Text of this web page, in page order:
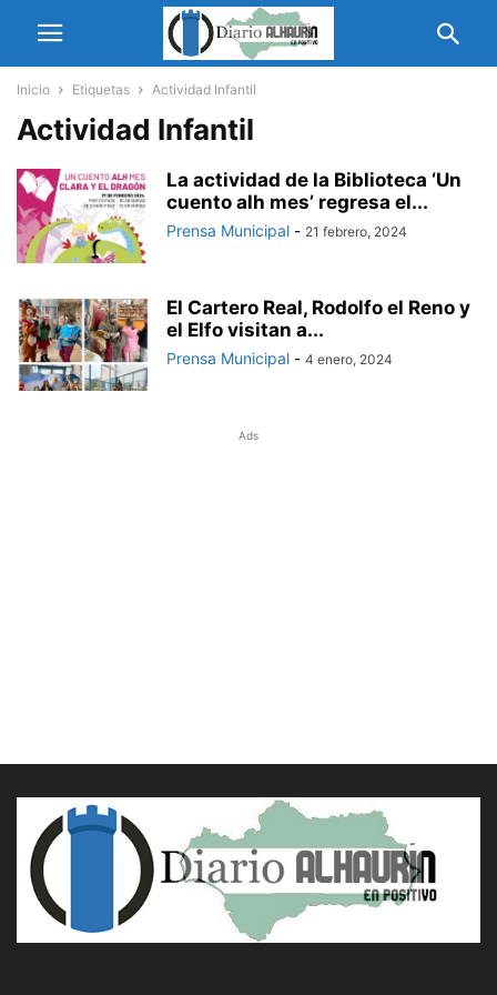
Inicio Etiquetas Actividad Infantil
Actividad Infantil
La actividad de la Biblioteca ‘Un
cuento alh mes’ regresa el...
Prensa Municipal - 21 febrero, 2024
El Cartero Real, Rodolfo el Reno y
el Elfo visitan a...
Prensa Municipal - 4 enero, 2024
Ads